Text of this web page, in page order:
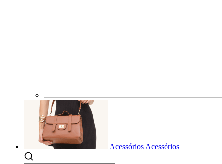
Acessórios Acessórios